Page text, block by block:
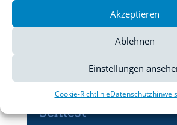
Akzeptieren
Ablehnen
Einstellungen
Cookie-RichtlinieDatenschutzhinweis
sondern nur so hell, dass
hellblau erscheinen.Das
Ab 25 von Zeit zu
Sehtest